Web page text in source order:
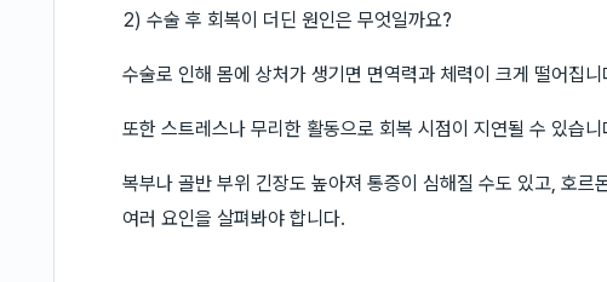
2) 수술 후 회복이 더딘 원인은 무엇일까요?
수술로 인해 몸에 상처가 생기면 면역력과 체력이 크게 떨어집니
또한 스트레스나 무리한 활동으로 회복 시점이 지연될 수 있습니
복부나 골반 부위 긴장도 높아져 통증이 심해질 수도 있고, 호르
여러 요인을 살펴봐야 합니다.